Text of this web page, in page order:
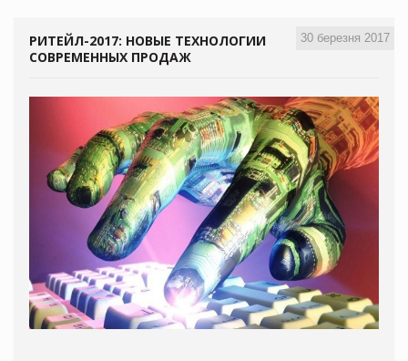
30 березня 2017
РИТЕЙЛ-2017: НОВЫЕ ТЕХНОЛОГИИ
СОВРЕМЕННЫХ ПРОДАЖ